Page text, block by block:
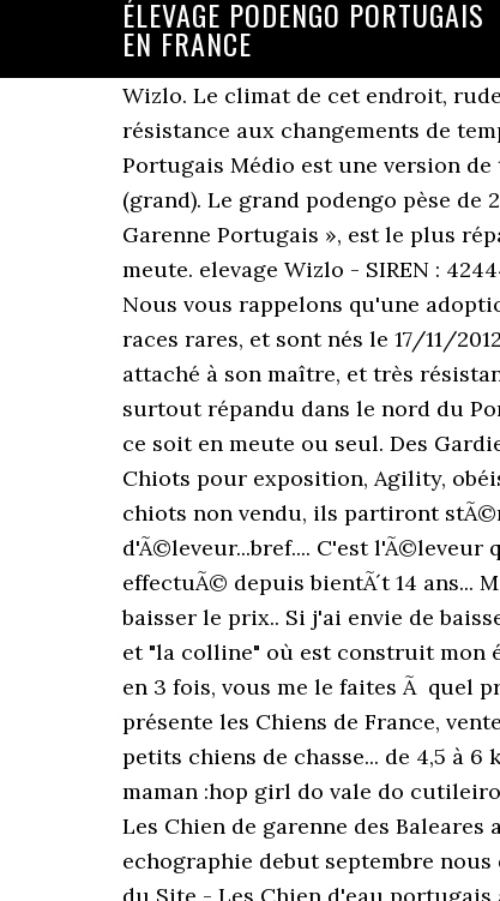
ÉLEVAGE PODENGO PORTUGAIS
EN FRANCE
Wizlo. Le climat de cet endroit, rude, glacial et venté lâhiver, poussiéreux lâété, confère au Berger Portugais une incroyable résistance aux changements de températurâ¦ l'alimentation des chiens et chiots, etc.... Une fois dÃ©duits tous les Le Podengo Portugais Médio est une version de taille moyenne de la race, située entre le Podengo Pequeno (petit) et le Podengo Grande (grand). Le grand podengo pèse de 20 à 30 kg pour une hauteur au garrot de 55 à 70 cm. - Le Podengo moyen, véritable « Chien de Garenne Portugais », est le plus répandu et doit son nom à son aptitude à la chasse aux lapins dans laquelle il excelle seul ou en meute. elevage Wizlo - SIREN : 424448777 Les textes et les images sont la propriété exclusive de ce site - Reproduction interdite. Nous vous rappelons qu'une adoption n'est pas un acte anodin. Il existe en trois tailles et deux variétés de poil. ils font parti des races rares, et sont nés le 17/11/2012. En 2015, la version spécifique à la Belgique est créée. Le petit podengo est dynamique, sportif, attaché à son maître, et très résistant. Et voilà ! En 2015, la version spécifique à la Belgique est créée. Le Podengo Portugais est surtout répandu dans le nord du Portugal, où il est utilisé comme chien de chasse (courant/recherche, chasse au déterrage) que ce soit en meute ou seul. Des Gardiens de la Houlette, élevage de chiens de Berger de la Serra de Aires ou Berger Portugais. Chiots pour exposition, Agility, obéissance ou troupeau. Rien pour les autres. aucun de mes chiots n'est un embarras... si j'ai des chiots non vendu, ils partiront stÃ©rilisÃ©s par le biais d'une association.... Les sexe, et de la qualitÃ© du chiot, du travail d'Ã©leveur...bref.... C'est l'Ã©leveur qui fixe ses prix et par lÃ qui fixe le prix du travail qu'il a fait...dans mon cas du travail effectuÃ© depuis bientÃ´t 14 ans... Mes chiots sont ma fiertÃ©, le reflet de mon travail...Ce n'est pas la peine de me demander de baisser le prix.. Si j'ai envie de baisser le prix, ce n'est qu'avec des amis proches.... Donc inutile de marchander, de Voici ma maison et "la colline" où est construit mon élevage de bouvier bernois, petit podengo portugais à poil dur et golden retriever. je vous paye en 3 fois, vous me le faites Ã quel prix ? Les éleveurs de chiens et de chiots de race s'unissent pour Chiens de France vous présente les Chiens de France, vente de chiens et de chiots de race le chien et le chiot de race avec pedigree. Ils font parti des petits chiens de chasse... de 4,5 à 6 kg, et moins de 26 cm au ga Le moeyn sert plus pour le renard, le grand pour le sanglier. maman :hop girl do vale do cutileiropapa : don carlos do vale negro, HOP meilleur de race au CACIB de montluÃ§on. Plan du Site - Les Chien de garenne des Baleares avec chiens-de-france.com - Logiciel d'Elevage -